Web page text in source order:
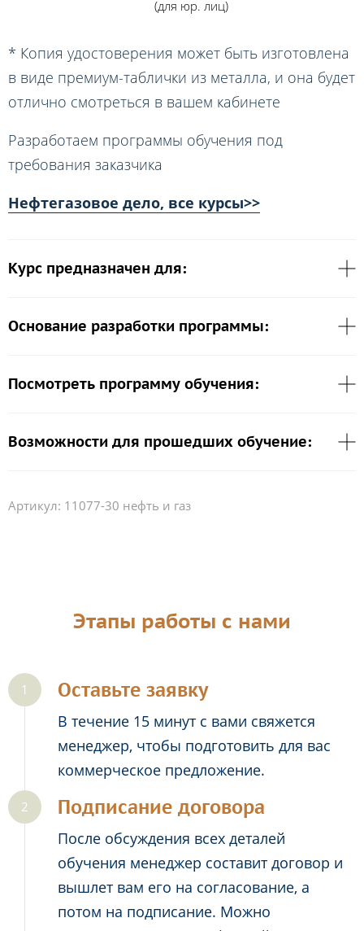
(для юр. лиц)
* Копия удостоверения может быть изготовлена
в виде премиум-таблички из металла, и она будет
отлично смотреться в вашем кабинете
Разработаем программы обучения под
требования заказчика
Нефтегазовое дело, все курсы>>
Курс предназначен для:
Основание разработки программы:
Посмотреть программу обучения:
Возможности для прошедших обучение:
Артикул: 11077-30 нефть и газ
Этапы работы с нами
Оставьте заявку
В течение 15 минут с вами свяжется
менеджер, чтобы подготовить для вас
коммерческое предложение.
Подписание договора
После обсуждения всех деталей
обучения менеджер составит договор и
вышлет вам его на согласование, а
потом на подписание. Можно